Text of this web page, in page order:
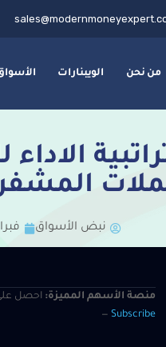
من نحن الويبنارات
نبض الأسواق فبراير
منصة الأسهم المميزة: احصل
—Subscribe